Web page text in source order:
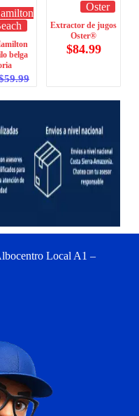
belga
59.99
Oster
Extractor de jugos
Oster®
$84.99
Local A1 –